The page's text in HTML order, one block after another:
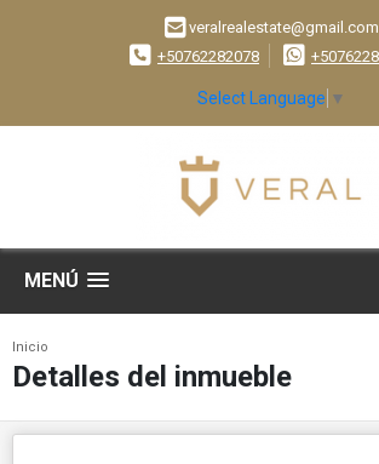
veralrealestate@gmail.com
+50762282078
Select Language ▼
MENÚ
Inicio
Detalles del inmueble